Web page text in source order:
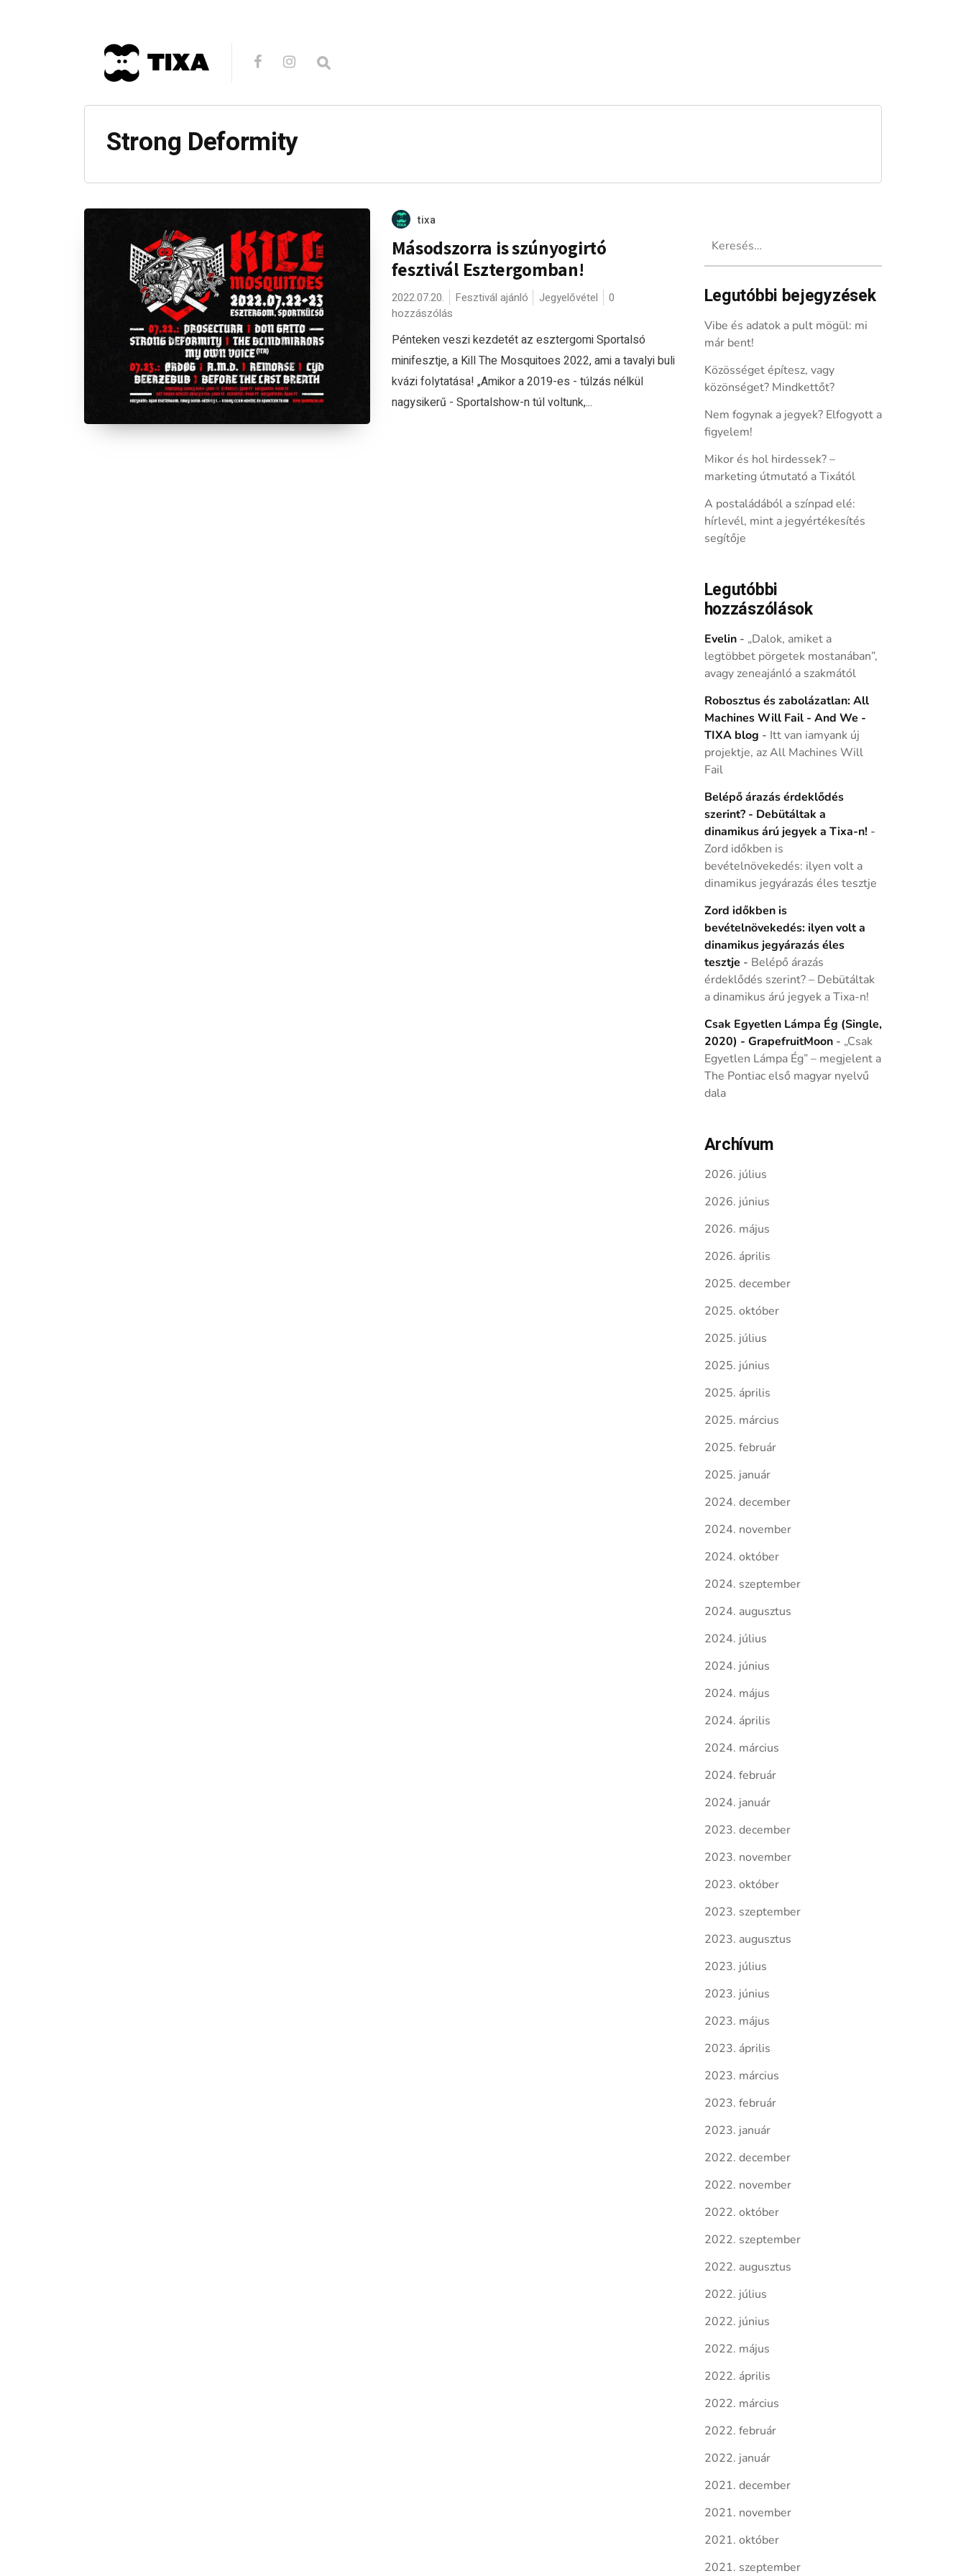
Strong Deformity
tixa
Másodszorra is szúnyogirtó
fesztivál Esztergomban!
2022.07.20. Fesztivál ajánló Jegyelővétel
0
hozzászólás
Pénteken veszi kezdetét az esztergomi Sportalsó
minifesztje, a Kill The Mosquitoes 2022, ami a tavalyi buli
kvázi folytatása! „Amikor a 2019-es - túlzás nélkül
nagysikerű - Sportalshow-n túl voltunk,...
Legutóbbi bejegyzések
Vibe és adatok a pult mögül: mi
már bent!
Közösséget építesz, vagy
közönséget? Mindkettőt?
Nem fogynak a jegyek? Elfogyott a
figyelem!
Mikor és hol hirdessek? –
marketing útmutató a Tixától
A postaládából a színpad elé:
hírlevél, mint a jegyértékesítés
segítője
Legutóbbi
hozzászólások
Evelin- „Dalok, amiket a
legtöbbet pörgetek mostanában”,
avagy zeneajánló a szakmától
Robosztus és zabolázatlan: All
Machines Will Fail - And We -
TIXA blog - Itt van iamyank új
projektje, az All Machines Will
Fail
Belépő árazás érdeklődés
szerint? - Debütáltak a
dinamikus árú jegyek a Tixa-n! -
Zord időkben is
bevételnövekedés: ilyen volt a
dinamikus jegyárazás éles tesztje
Zord időkben is
bevételnövekedés: ilyen volt a
dinamikus jegyárazás éles
tesztje - Belépő árazás
érdeklődés szerint? – Debütáltak
a dinamikus árú jegyek a Tixa-n!
Csak Egyetlen Lámpa Ég (Single,
2020) - GrapefruitMoon- „Csak
Egyetlen Lámpa Ég” – megjelent a
The Pontiac első magyar nyelvű
dala
Archívum
2026. július
2026. június
2026. május
2026. április
2025. december
2025. október
2025. július
2025. június
2025. április
2025. március
2025. február
2025. január
2024. december
2024. november
2024. október
2024. szeptember
2024. augusztus
2024. július
2024. június
2024. május
2024. április
2024. március
2024. február
2024. január
2023. december
2023. november
2023. október
2023. szeptember
2023. augusztus
2023. július
2023. június
2023. május
2023. április
2023. március
2023. február
2023. január
2022. december
2022. november
2022. október
2022. szeptember
2022. augusztus
2022. július
2022. június
2022. május
2022. április
2022. március
2022. február
2022. január
2021. december
2021. november
2021. október
2021. szeptember